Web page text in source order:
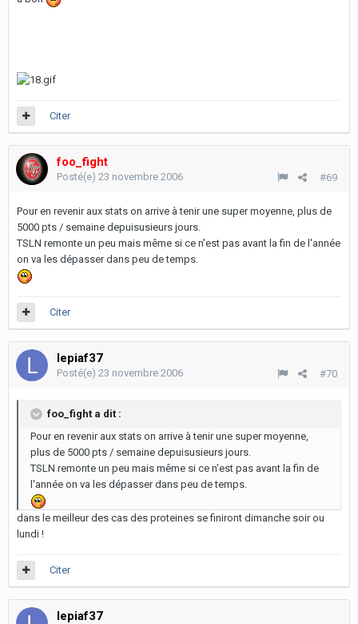
Citer
foo_fight
#69
Posté(e) 23 novembre 2006
Pour en revenir aux stats on arrive à tenir une super moyenne, plus de
5000 pts / semaine depuisusieurs jours.
TSLN remonte un peu mais même si ce n'est pas avant la fin de l'année
on va les dépasser dans peu de temps.
Citer
lepiaf37
#70
Posté(e) 23 novembre 2006
foo_fight a dit :
Pour en revenir aux stats on arrive à tenir une super moyenne,
plus de 5000 pts / semaine depuisusieurs jours.
TSLN remonte un peu mais même si ce n'est pas avant la fin de
l'année on va les dépasser dans peu de temps.
dans le meilleur des cas des proteines se finiront dimanche soir ou
lundi !
Citer
lepiaf37